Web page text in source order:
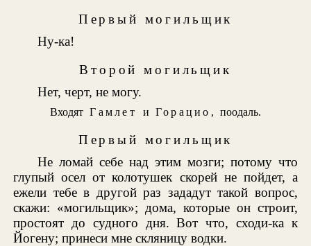
Первый могильщик
Ну-ка!
Второй могильщик
Нет, черт, не могу.
ВходятГамлет и Горацио , поодаль.
Первый могильщик
Не ломай себе над этим мозги; потому что
глупый осел от колотушек скорей не пойдет, а
ежели тебе в другой раз зададут такой вопрос,
скажи: «могильщик»; дома, которые он строит,
простоят до судного дня. Вот что, сходи-ка к
Йогену; принеси мне скляницу водки.